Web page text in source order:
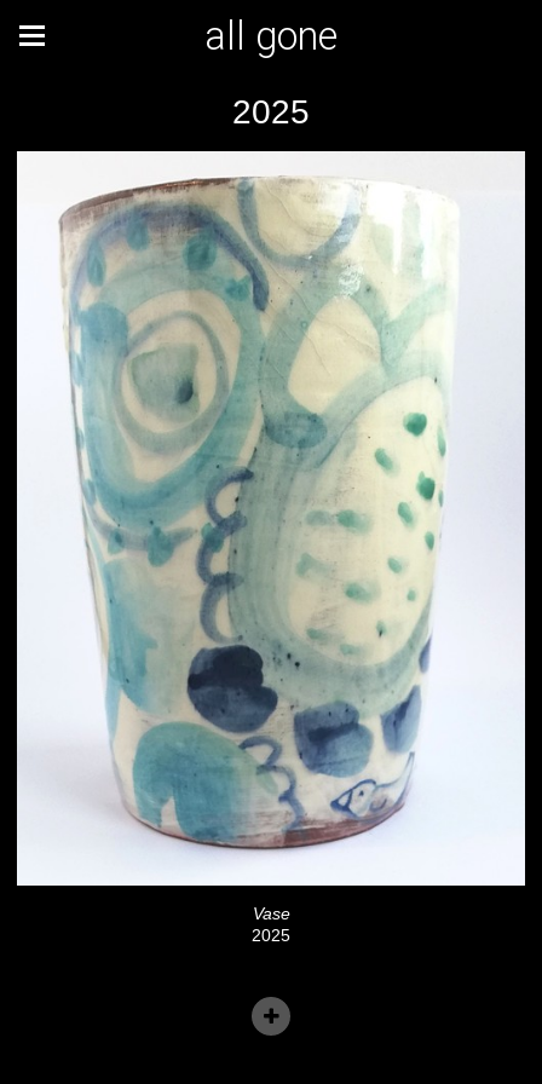
all gone
2025
Vase
2025